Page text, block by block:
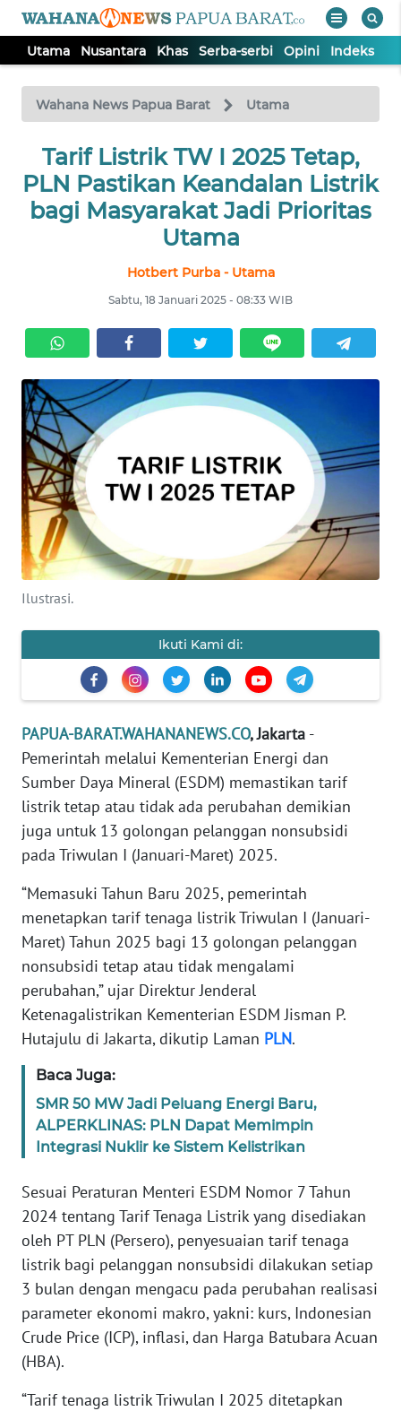
Utama Nusantara Khas Serba-serbi Opini Indeks
Wahana News Papua Barat Utama
Tarif Listrik TW I 2025 Tetap,
PLN Pastikan Keandalan Listrik
bagi Masyarakat Jadi Prioritas
Utama
Hotbert Purba - Utama
Sabtu, 18 Januari 2025 - 08:33 WIB
Ilustrasi.
Ikuti Kami di:
PAPUA-BARAT.WAHANANEWS.CO, Jakarta -
Pemerintah melalui Kementerian Energi dan
Sumber Daya Mineral (ESDM) memastikan tarif
listrik tetap atau tidak ada perubahan demikian
juga untuk 13 golongan pelanggan nonsubsidi
pada Triwulan I (Januari-Maret) 2025.
“Memasuki Tahun Baru 2025, pemerintah
menetapkan tarif tenaga listrik Triwulan I (Januari-
Maret) Tahun 2025 bagi 13 golongan pelanggan
nonsubsidi tetap atau tidak mengalami
perubahan,” ujar Direktur Jenderal
Ketenagalistrikan Kementerian ESDM Jisman P.
Hutajulu di Jakarta, dikutip Laman PLN.
Baca Juga:
SMR 50 MW Jadi Peluang Energi Baru,
ALPERKLINAS: PLN Dapat Memimpin
Integrasi Nuklir ke Sistem Kelistrikan
Sesuai Peraturan Menteri ESDM Nomor 7 Tahun
2024 tentang Tarif Tenaga Listrik yang disediakan
oleh PT PLN (Persero), penyesuaian tarif tenaga
listrik bagi pelanggan nonsubsidi dilakukan setiap
3 bulan dengan mengacu pada perubahan realisasi
parameter ekonomi makro, yakni: kurs, Indonesian
Crude Price (ICP), inflasi, dan Harga Batubara Acuan
(HBA).
“Tarif tenaga listrik Triwulan I 2025 ditetapkan
TV
Tutup
UTAMA
NUSANTARA
SERBI
OPINI
Informasi
INDEKS
BERITA
KONTAK
KAMI
INFO
TENTANG
PEDOMAN
SIBER
REDAKSI
KARIR
News
Regional
WN
SUMUT
WN
JAKARTA
JABAR
WN
WN
NTT
WN